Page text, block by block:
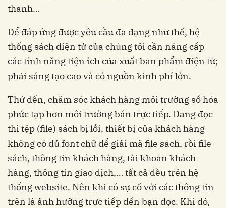
thanh…
Để đáp ứng được yêu cầu đa dạng như thế, hệ
thống sách điện tử của chúng tôi cần nâng cấp
các tính năng tiện ích của xuất bản phẩm điện tử;
phải sáng tạo cao và có nguồn kinh phí lớn.
Thứ đến, chăm sóc khách hàng môi trường số hóa
phức tạp hơn môi trường bán trực tiếp. Đang đọc
thì tệp (file) sách bị lỗi, thiết bị của khách hàng
không có đủ font chữ để giải mã file sách, rồi file
sách, thông tin khách hàng, tài khoản khách
hàng, thông tin giao dịch,… tất cả đều trên hệ
thống website. Nên khi có sự cố với các thông tin
trên là ảnh hưởng trực tiếp đến bạn đọc. Khi đó,